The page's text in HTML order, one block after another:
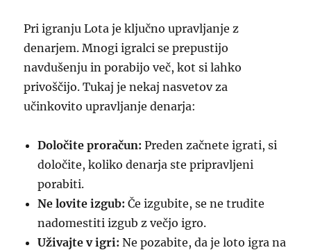
Pri igranju Lota je ključno upravljanje z
denarjem. Mnogi igralci se prepustijo
navdušenju in porabijo več, kot si lahko
privoščijo. Tukaj je nekaj nasvetov za
učinkovito upravljanje denarja:
Določite proračun: Preden začnete igrati, si
določite, koliko denarja ste pripravljeni
porabiti.
Ne lovite izgub: Če izgubite, se ne trudite
nadomestiti izgub z večjo igro.
Uživajte v igri: Ne pozabite, da je loto igra na